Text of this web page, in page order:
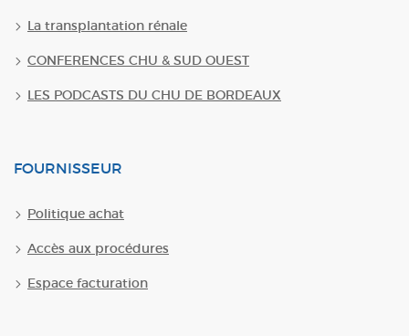
La transplantation rénale
CONFERENCES CHU & SUD OUEST
LES PODCASTS DU CHU DE BORDEAUX
FOURNISSEUR
Politique achat
Accès aux procédures
Espace facturation